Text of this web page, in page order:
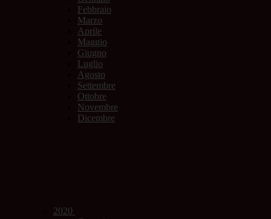
Febbraio
Marzo
Aprile
Maggio
Giugno
Luglio
Agosto
Settembre
Ottobre
Novembre
Dicembre
2020